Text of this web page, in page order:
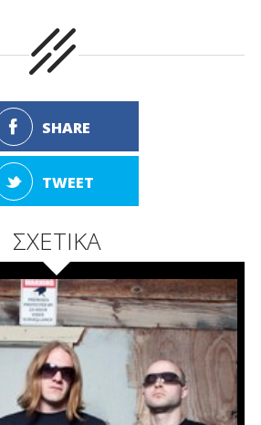
SHARE
TWEET
ΣΧΕΤΙΚΑ